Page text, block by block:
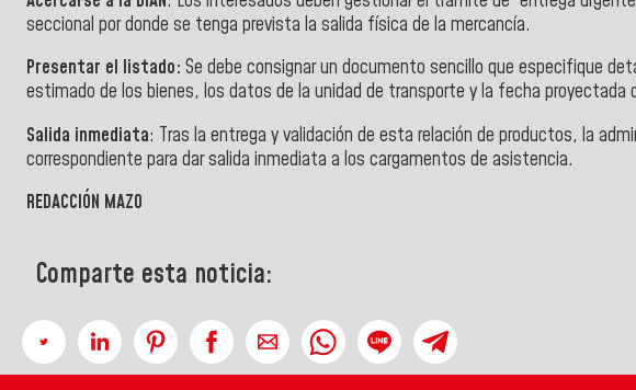
seccional por donde se tenga prevista la salida física de la mercancía.
Presentar el listado: Se debe consignar un documento sencillo que especifique
estimado de los bienes, los datos de la unidad de transporte y la fecha proyectada
Salida inmediata: Tras la entrega y validación de esta relación de productos, la
correspondiente para dar salida inmediata a los cargamentos de asistencia.
REDACCIÓN MAZO
Comparte esta noticia: